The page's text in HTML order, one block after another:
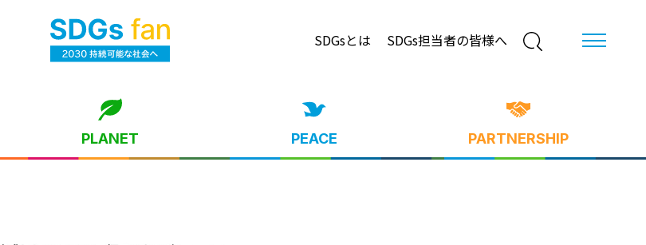
SDGsとは SDGs担当者の皆様へ
PLANET PEACE PARTNERSHIP